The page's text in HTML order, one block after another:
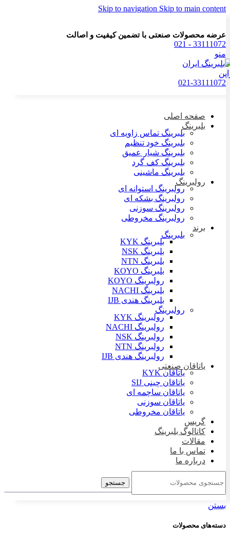
Skip to navigation Skip to main content
عرضه محصولات صنعتی با تضمین کیفیت و اصالت
33111072 - 021
منو
021-33111072
صفحه اصلی
بلبرینگ
بلبرینگ تماس زاویه ای
بلبرینگ خود تنظیم
بلبرینگ شیار عمیق
بلبرینگ کف گرد
بلبرینگ ماشینی
رولبرینگ
رولبرینگ استوانه ای
رولبرینگ بشکه ای
رولبرینگ سوزنی
رولبرینگ مخروطی
برند
بلبرینگ
بلبرینگ KYK
بلبرینگ NSK
بلبرینگ NTN
بلبرینگ KOYO
رولبرینگ KOYO
بلبرینگ NACHI
بلبرینگ هندی IJB
رولبرینگ
رولبرینگ KYK
رولبرینگ NACHI
رولبرینگ NSK
رولبرینگ NTN
رولبرینگ هندی IJB
یاتاقان صنعتی
یاتاقان KYK
یاتاقان چینی SIJ
یاتاقان ساچمه ای
یاتاقان سوزنی
یاتاقان مخروطی
گریس
کاتالوگ بلبرینگ
مقالات
تماس با ما
درباره ما
جستجو
بستن
دسته‌های محصولات